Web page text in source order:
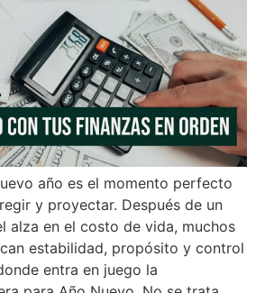
año es el momento perfecto
y proyectar. Después de un
alza en el costo de vida, muchos
estabilidad, propósito y control
entra en juego la